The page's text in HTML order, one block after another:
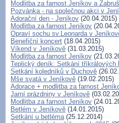
Modlitba za farnost Jeníkov a
Pozvánka - na společnou akci v
Adorační den - Jeníkov (20.04.2015)
Modlitba za farnost Jeníkov
Opraví sochu sv.Leonarda v
Benefiční koncert (18.04.2015)
Víkend v Jeníkově (31.03.2015)
Modlitba za farnost Jeníkov
Teplický deník: Setkání tříkrálových
Setkání koledníků v Duchově
Mše svatá v Jeníkově (19.02.2015)
Adorace + modlitba za farnost
Jarní prázdniny v Jeníkově
Modlitba za farnost Jeníkov
Betlém v Jeníkově (14.01.2015)
Setkání u betléma (25.12.2014)